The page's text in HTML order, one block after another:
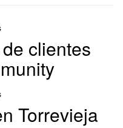
clientes
Torrevieja